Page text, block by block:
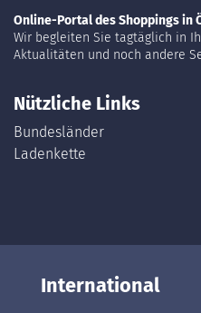
Online-Portal des Shoppings in
Wir begleiten Sie tagtäglich in
Aktualitäten und noch andere
Nützliche Links
Bundesländer
Ladenkette
International